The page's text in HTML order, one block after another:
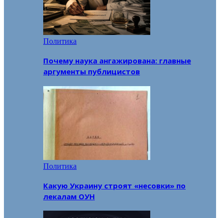
Политика
Почему наука ангажирована: главные
аргументы публицистов
Политика
Какую Украину строят «несовки» по
лекалам ОУН